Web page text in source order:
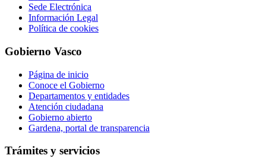
Sede Electrónica
Información Legal
Política de cookies
Gobierno Vasco
Página de inicio
Conoce el Gobierno
Departamentos y entidades
Atención ciudadana
Gobierno abierto
Gardena, portal de transparencia
Trámites y servicios